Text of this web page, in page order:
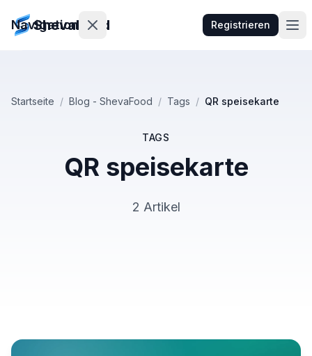
ShevaFood Registrieren
Navigation
Startseite / Blog - ShevaFood / Tags / QR speisekarte
TAGS
QR speisekarte
2 Artikel